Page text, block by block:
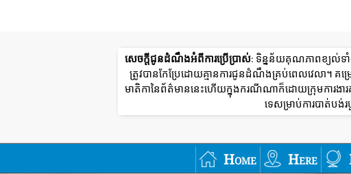
សេចក្តីជូនដំណឹងអំពីការប្រើប្រាស់: ទិន្នន័យគុណភាពខ្យល់ទាំ
ត្រូវបានកែប្រែដោយគ្មានការជូនដំណឹងគ្រប់ពេលវេលា។
មាតិកានៃព័ត៌មាននេះហើយក្នុងករណីណាក៏ដោយក្រុមការងា
ទេសម្រាប់ការបាត់ប
Home Here